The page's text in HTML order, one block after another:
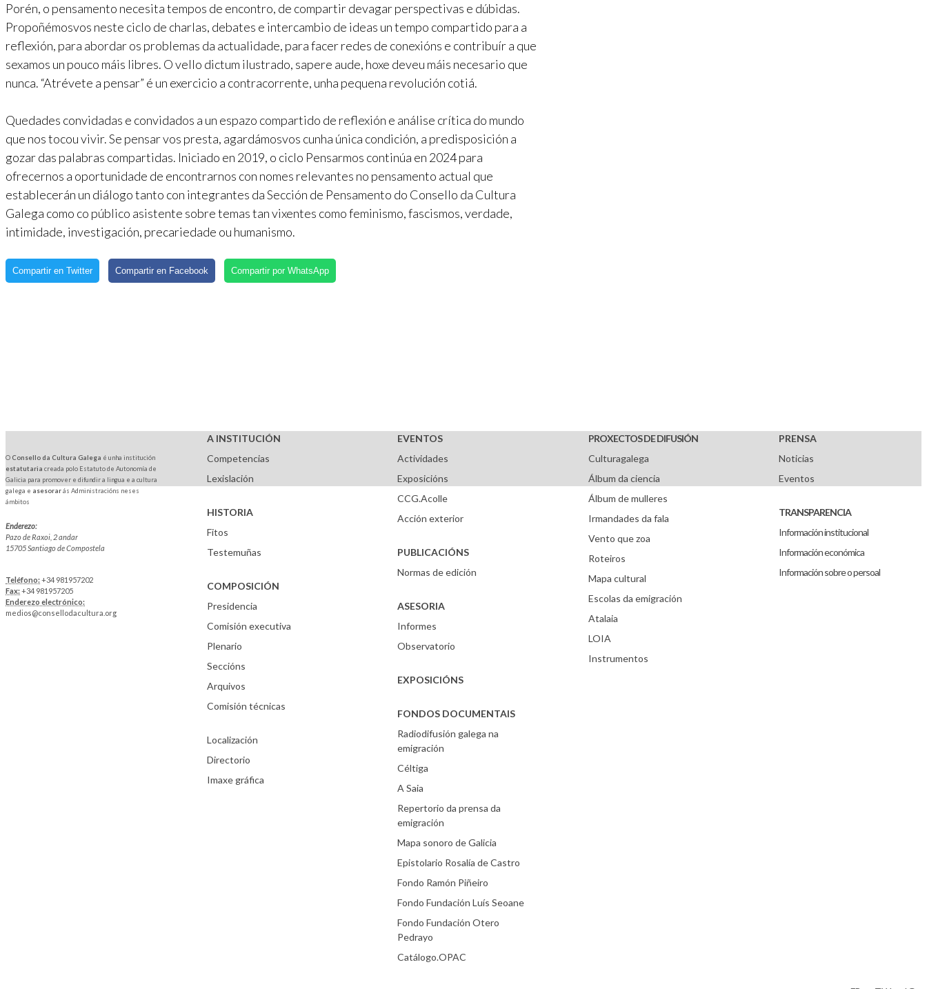
Porén, o pensamento necesita tempos de encontro, de compartir devagar perspectivas e dúbidas.
Propoñémosvos neste ciclo de charlas, debates e intercambio de ideas un tempo compartido para a
reflexión, para abordar os problemas da actualidade, para facer redes de conexións e contribuír a que
sexamos un pouco máis libres. O vello dictum ilustrado, sapere aude, hoxe deveu máis necesario que
nunca. “Atrévete a pensar” é un exercicio a contracorrente, unha pequena revolución cotiá.
Quedades convidadas e convidados a un espazo compartido de reflexión e análise crítica do mundo
que nos tocou vivir. Se pensar vos presta, agardámosvos cunha única condición, a predisposición a
gozar das palabras compartidas. Iniciado en 2019, o ciclo Pensarmos continúa en 2024 para
ofrecernos a oportunidade de encontrarnos con nomes relevantes no pensamento actual que
establecerán un diálogo tanto con integrantes da Sección de Pensamento do Consello da Cultura
Galega como co público asistente sobre temas tan vixentes como feminismo, fascismos, verdade,
intimidade, investigación, precariedade ou humanismo.
Compartir en Twitter Compartir en Facebook Compartir por WhatsApp
O Consello da Cultura Galega é unha institución
estatutaria creada polo Estatuto de Autonomía de
Galicia para promover e difundir a lingua e a cultura
galega e asesorarás Administracións neses
ámbitos
Enderezo:
Pazo de Raxoi, 2 andar
15705 Santiago de Compostela
Teléfono:+34 981957202
Fax:+34 981957205
Enderezo electrónico:
medios@consellodacultura.org
A INSTITUCIÓN
Competencias
Lexislación
HISTORIA
Fitos
Testemuñas
COMPOSICIÓN
Presidencia
Comisión executiva
Plenario
Seccións
Arquivos
Comisión técnicas
Localización
Directorio
Imaxe gráfica
EVENTOS
Actividades
Exposicións
CCG.Acolle
Acción exterior
PUBLICACIÓNS
Normas de edición
ASESORIA
Informes
Observatorio
EXPOSICIÓNS
FONDOS DOCUMENTAIS
Radiodifusión galega na
emigración
Céltiga
A Saia
Repertorio da prensa da
emigración
Mapa sonoro de Galicia
Epistolario Rosalía de Castro
Fondo Ramón Piñeiro
Fondo Fundación Luís Seoane
Fondo Fundación Otero
Pedrayo
Catálogo.OPAC
PROXECTOS DE DIFUSIÓN
Culturagalega
Álbum da ciencia
Álbum de mulleres
Irmandades da fala
Vento que zoa
Roteiros
Mapa cultural
Escolas da emigración
Atalaia
LOIA
Instrumentos
PRENSA
Noticias
Eventos
TRANSPARENCIA
Información institucional
Información económica
Información sobre o persoal